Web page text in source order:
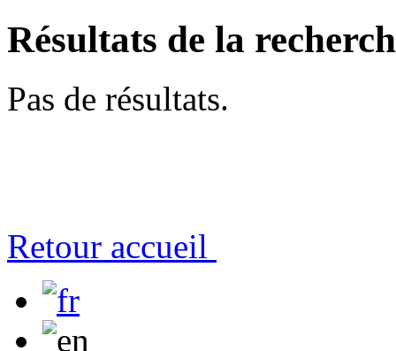
Résultats de la
Pas de résultats.
Retour accueil